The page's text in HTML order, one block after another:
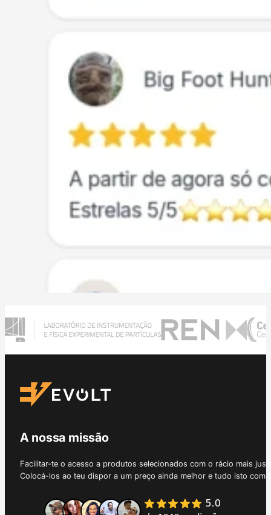
A nossa missão
Facilitar-te o acesso a produtos selecionados com o rácio mais
Colocá-los ao teu dispor a um preço ainda melhor e tudo isto